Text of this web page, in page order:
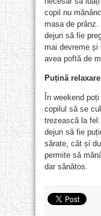
copil nu
masa de
dejun să fie
mai devreme și
avea poftă de
Puțină
În weekend
copilul să se
trezească la
dejun să fie
sărate, cât și
permite să
dar sănătos.